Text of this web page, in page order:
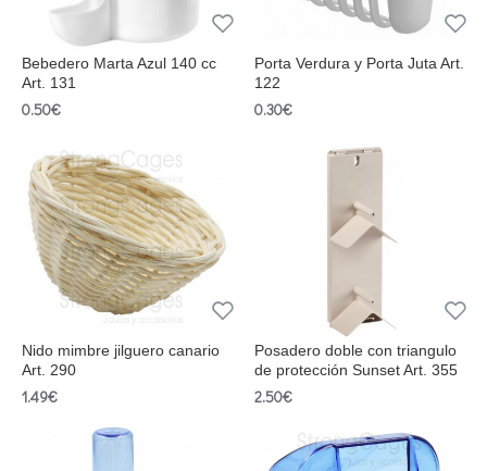
Bebedero Marta Azul 140 cc
Art. 131
0.50€
Porta Verdura y Porta Juta Art.
122
0.30€
Nido mimbre jilguero canario
Art. 290
1.49€
Posadero doble con triangulo
de protección Sunset Art. 355
2.50€